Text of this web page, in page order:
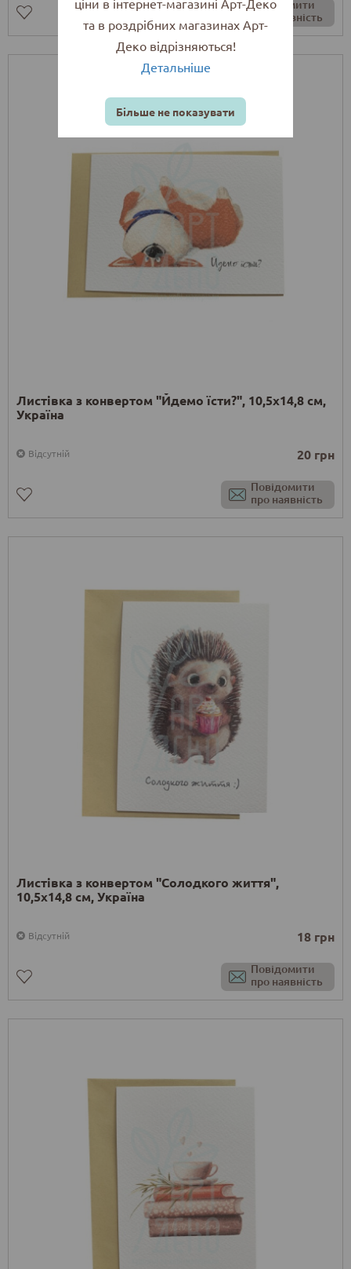
Повідомити
про наявність
Листівка з конвертом "Йдемо їсти?", 10,5х14,8 см,
Україна
Відсутній 20 грн
Повідомити
про наявність
Листівка з конвертом "Солодкого життя",
10,5х14,8 см, Україна
Відсутній 18 грн
Повідомити
про наявність
ціни в інтернет-магазині Арт-Деко
та в роздрібних магазинах Арт-
Деко відрізняються!
Детальніше
Більше не показувати